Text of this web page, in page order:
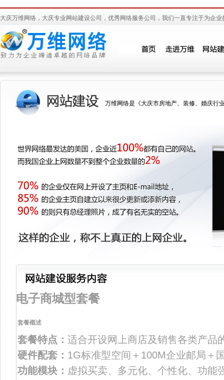
大庆万维网络，大庆专业网站建设公司，优秀网络服务公司，我们一直专注于为企
万维网络是《大庆市房地产、装修、婚庆行
电子商城型套餐
套餐概述
套餐特点： 适合开设网上商店及销售各类产品
硬件配套： 1G标准型空间＋100M企业邮局＋
功能模块： 虚拟买卖、多元化、个性化、功能